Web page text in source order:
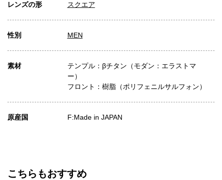
レンズの形 スクエア
性別 MEN
素材
テンプル：βチタン（モダン：エラストマ
ー）
フロント：樹脂（ポリフェニルサルフォン）
原産国 F:Made in JAPAN
こちらもおすすめ